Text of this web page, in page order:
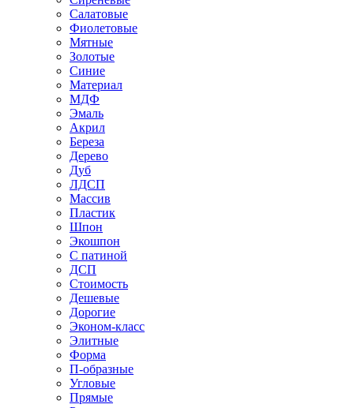
Салатовые
Фиолетовые
Мятные
Золотые
Синие
Материал
МДФ
Эмаль
Акрил
Береза
Дерево
Дуб
ЛДСП
Массив
Пластик
Шпон
Экошпон
С патиной
ДСП
Стоимость
Дешевые
Дорогие
Эконом-класс
Элитные
Форма
П-образные
Угловые
Прямые